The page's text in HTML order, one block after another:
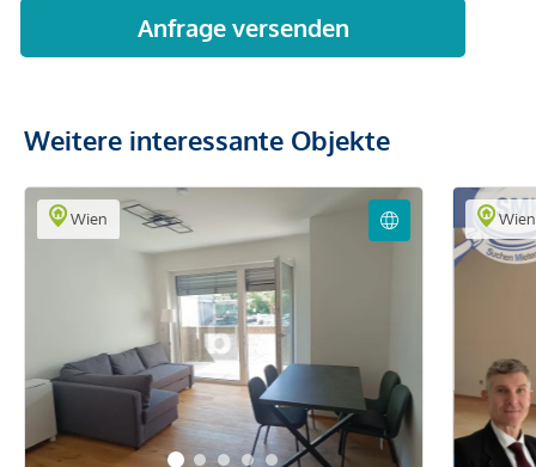
Weitere interessante Objekte
Wien Wien